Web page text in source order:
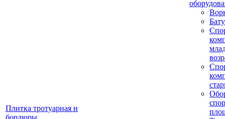
Плитка тротуарная и
бордюры